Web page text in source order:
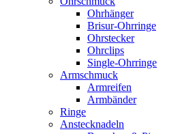
Ohrhänger
Brisur-Ohrringe
Ohrstecker
Ohrclips
Single-Ohrringe
Armschmuck
Armreifen
Armbänder
Ringe
Anstecknadeln